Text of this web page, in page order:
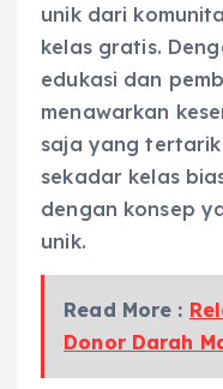
unik dari
kelas gratis.
edukasi dan
menawarkan
saja yang
sekadar kelas
dengan konsep
unik.
Read More :
Donor Darah